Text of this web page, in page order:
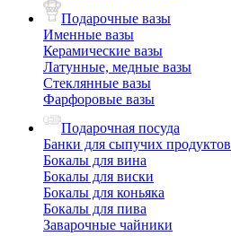
Подарочные вазы
Именные вазы
Керамические вазы
Латунные, медные вазы
Стеклянные вазы
Фарфоровые вазы
Подарочная посуда
Банки для сыпучих продуктов
Бокалы для вина
Бокалы для виски
Бокалы для коньяка
Бокалы для пива
Заварочные чайники